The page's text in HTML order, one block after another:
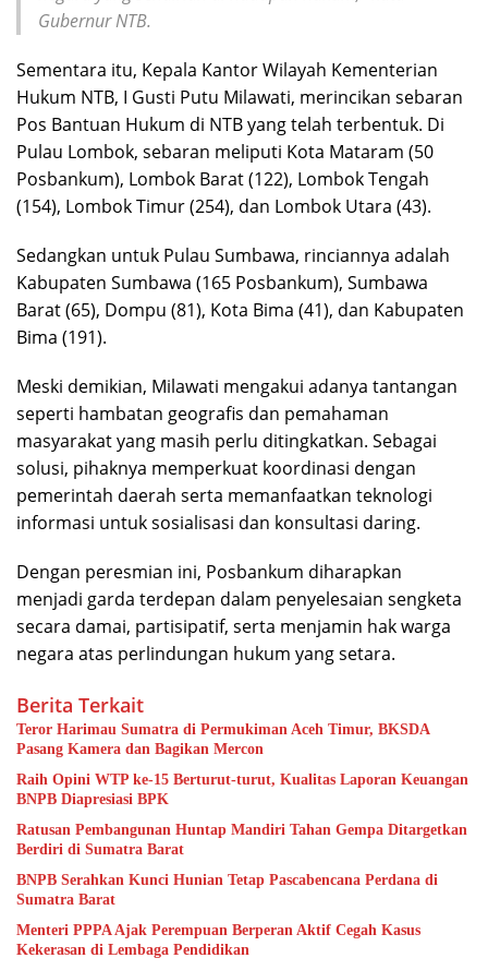
Gubernur NTB.
Sementara itu, Kepala Kantor Wilayah Kementerian
Hukum NTB, I Gusti Putu Milawati, merincikan sebaran
Pos Bantuan Hukum di NTB yang telah terbentuk. Di
Pulau Lombok, sebaran meliputi Kota Mataram (50
Posbankum), Lombok Barat (122), Lombok Tengah
(154), Lombok Timur (254), dan Lombok Utara (43).
Sedangkan untuk Pulau Sumbawa, rinciannya adalah
Kabupaten Sumbawa (165 Posbankum), Sumbawa
Barat (65), Dompu (81), Kota Bima (41), dan Kabupaten
Bima (191).
Meski demikian, Milawati mengakui adanya tantangan
seperti hambatan geografis dan pemahaman
masyarakat yang masih perlu ditingkatkan. Sebagai
solusi, pihaknya memperkuat koordinasi dengan
pemerintah daerah serta memanfaatkan teknologi
informasi untuk sosialisasi dan konsultasi daring.
Dengan peresmian ini, Posbankum diharapkan
menjadi garda terdepan dalam penyelesaian sengketa
secara damai, partisipatif, serta menjamin hak warga
negara atas perlindungan hukum yang setara.
Berita Terkait
Teror Harimau Sumatra di Permukiman Aceh Timur, BKSDA
Pasang Kamera dan Bagikan Mercon
Raih Opini WTP ke-15 Berturut-turut, Kualitas Laporan Keuangan
BNPB Diapresiasi BPK
Ratusan Pembangunan Huntap Mandiri Tahan Gempa Ditargetkan
Berdiri di Sumatra Barat
BNPB Serahkan Kunci Hunian Tetap Pascabencana Perdana di
Sumatra Barat
Menteri PPPA Ajak Perempuan Berperan Aktif Cegah Kasus
Kekerasan di Lembaga Pendidikan